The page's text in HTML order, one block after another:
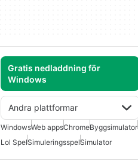
Gratis nedladdning för
Windows
Andra plattformar
WindowsWeb appsChromeByggsimulator
Lol SpelSimuleringsspelSimulator